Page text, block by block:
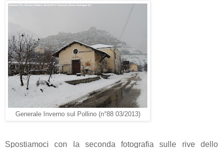
Generale Inverno sul Pollino (n°88 03/2013)
Spostiamoci con la seconda fotografia sulle rive dello